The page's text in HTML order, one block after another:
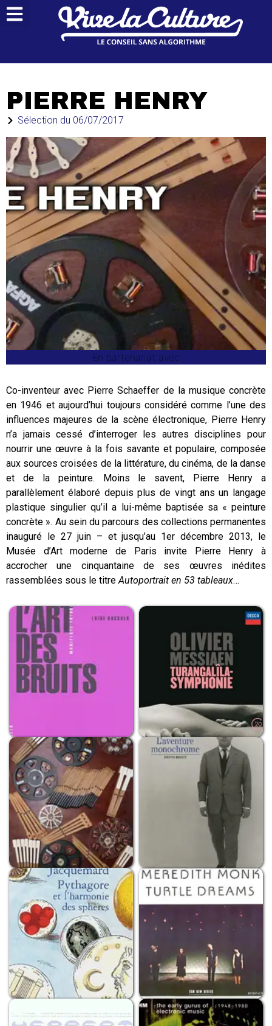
PIERRE HENRY
Sélection du 06/07/2017
En partenariat avec
Co-inventeur avec Pierre Schaeffer de la musique concrète
en 1946 et aujourd’hui toujours considéré comme l’une des
influences majeures de la scène électronique, Pierre Henry
n’a jamais cessé d’interroger les autres disciplines pour
nourrir une œuvre à la fois savante et populaire, composée
aux sources croisées de la littérature, du cinéma, de la danse
et de la peinture. Moins le savent, Pierre Henry a
parallèlement élaboré depuis plus de vingt ans un langage
plastique singulier qu’il a lui-même baptisée sa « peinture
concrète ». Au sein du parcours des collections permanentes
inauguré le 27 juin – et jusqu’au 1er décembre 2013, le
Musée d’Art moderne de Paris invite Pierre Henry à
accrocher une cinquantaine de ses œuvres inédites
rassemblées sous le titreAutoportrait en 53 tableaux…